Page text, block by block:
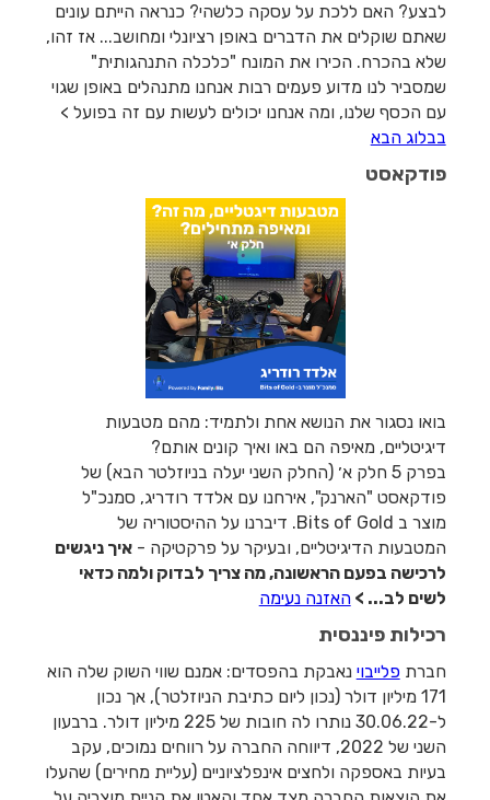
לבצע? האם ללכת על עסקה כלשהי? כנראה הייתם עונים
שאתם שוקלים את הדברים באופן רציונלי ומחושב... אז זהו,
שלא בהכרח. הכירו את המונח "כלכלה התנהגותית"
שמסביר לנו מדוע פעמים רבות אנחנו מתנהלים באופן שגוי
עם הכסף שלנו, ומה אנחנו יכולים לעשות עם זה בפועל >
בבלוג הבא
פודקאסט
בואו נסגור את הנושא אחת ולתמיד: מהם מטבעות
דיגיטליים, מאיפה הם באו ואיך קונים אותם?
בפרק 5 חלק א׳ (החלק השני יעלה בניוזלטר הבא) של
פודקאסט "הארנק", אירחנו עם אלדד רודריג, סמנכ"ל
מוצר ב Bits of Gold. דיברנו על ההיסטוריה של
המטבעות הדיגיטליים, ובעיקר על פרקטיקה -איך ניגשים
לרכישה בפעם הראשונה, מה צריך לבדוק ולמה כדאי
לשים לב... >האזנה נעימה
רכילות פיננסית
חברתפלייבוי נאבקת בהפסדים: אמנם שווי השוק שלה הוא
171 מיליון דולר (נכון ליום כתיבת הניוזלטר), אך נכון
ל-30.06.22 נותרו לה חובות של 225 מיליון דולר. ברבעון
השני של 2022, דיווחה החברה על רווחים נמוכים, עקב
בעיות באספקה ולחצים אינפלציוניים (עליית מחירים) שהעלו